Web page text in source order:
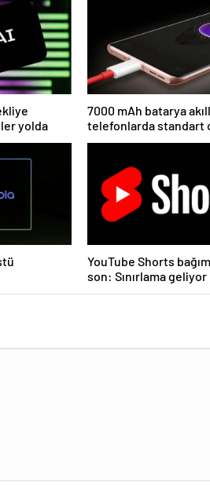
yolda
7000 mAh batarya
telefonlarda standart
YouTube Shorts
son: Sınırlama geliyor